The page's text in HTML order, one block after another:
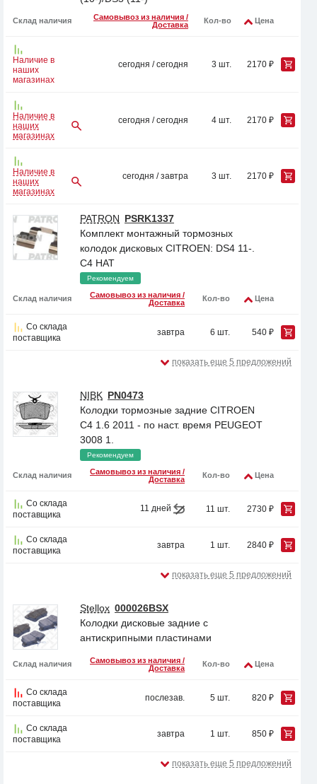
Склад наличия
Самовывоз из наличия /
Доставка
Кол-во Цена
Наличие в
наших
магазинах
сегодня / сегодня 3 шт. 2170 ₽
Наличие в
наших
магазинах
сегодня / сегодня 4 шт. 2170 ₽
Наличие в
наших
магазинах
сегодня / завтра 3 шт. 2170 ₽
PATRON PSRK1337
Комплект монтажный тормозных
колодок дисковых CITROEN: DS4 11-.
C4 HAT
Рекомендуем
Склад наличия
Самовывоз из наличия /
Доставка
Кол-во Цена
Со склада
поставщика
завтра 6 шт. 540 ₽
показать еще 5 предложений
NIBK PN0473
Колодки тормозные задние CITROEN
C4 1.6 2011 - по наст. время PEUGEOT
3008 1.
Рекомендуем
Склад наличия
Самовывоз из наличия /
Доставка
Кол-во Цена
Со склада
поставщика
11 дней 11 шт. 2730 ₽
Со склада
поставщика
завтра 1 шт. 2840 ₽
показать еще 5 предложений
Stellox 000026BSX
Колодки дисковые задние с
антискрипными пластинами
Склад наличия
Самовывоз из наличия /
Доставка
Кол-во Цена
Со склада
поставщика
послезав. 5 шт. 820 ₽
Со склада
поставщика
завтра 1 шт. 850 ₽
показать еще 5 предложений